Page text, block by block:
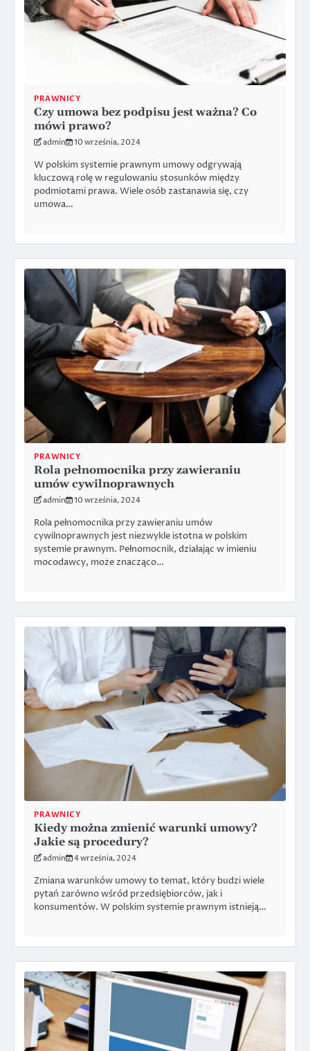
PRAWNICY
Czy umowa bez podpisu jest ważna? Co
mówi prawo?
admin 10 września, 2024
W polskim systemie prawnym umowy odgrywają
kluczową rolę w regulowaniu stosunków między
podmiotami prawa. Wiele osób zastanawia się, czy
umowa…
PRAWNICY
Rola pełnomocnika przy zawieraniu
umów cywilnoprawnych
admin 10 września, 2024
Rola pełnomocnika przy zawieraniu umów
cywilnoprawnych jest niezwykle istotna w polskim
systemie prawnym. Pełnomocnik, działając w imieniu
mocodawcy, może znacząco…
PRAWNICY
Kiedy można zmienić warunki umowy?
Jakie są procedury?
admin 4 września, 2024
Zmiana warunków umowy to temat, który budzi wiele
pytań zarówno wśród przedsiębiorców, jak i
konsumentów. W polskim systemie prawnym istnieją…